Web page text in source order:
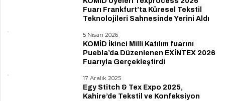
Fuarı Frankfurt’ta Küresel Tekstil
Teknolojileri Sahnesinde Yerini Aldı
5 Nisan 2026
KOMİD İkinci Milli Katılım fuarını
Puebla’da Düzenlenen EXİNTEX 2026
Fuarıyla Gerçekleştirdi
17 Aralık 2025
Egy Stitch & Tex Expo 2025,
Kahire’de Tekstil ve Konfeksiyon